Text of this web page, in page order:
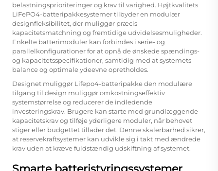
belastningsprioriteringer og krav til varighed. Højtkvalitets
LiFePO4-batteripakkesystemer tilbyder en modulær
designfleksibilitet, der muliggør præcis
kapacitetsmatchning og fremtidige udvidelsesmuligheder.
Enkelte batterimoduler kan forbindes i serie- og
parallelkonfigurationer for at opnå de ønskede spændings-
og kapacitetsspecifikationer, samtidig med at systemets
balance og optimale ydeevne opretholdes.
Designet muliggør Lifepo4-batteripakkeden modulære
tilgang til design muliggør omkostningseffektiv
systemstørrelse og reducerer de indledende
investeringskrav. Brugere kan starte med grundlæggende
kapacitetskrav og tilføje yderligere moduler, når behovet
stiger eller budgettet tillader det. Denne skalerbarhed sikrer,
at reservekraftsystemer kan udvikle sig i takt med ændrede
krav uden at kræve fuldstændig udskiftning af systemet.